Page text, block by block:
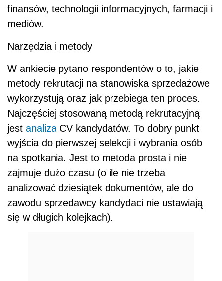
finansów, technologii informacyjnych, farmacji i
mediów.
Narzędzia i metody
W ankiecie pytano respondentów o to, jakie
metody rekrutacji na stanowiska sprzedażowe
wykorzystują oraz jak przebiega ten proces.
Najczęściej stosowaną metodą rekrutacyjną
jest analiza CV kandydatów. To dobry punkt
wyjścia do pierwszej selekcji i wybrania osób
na spotkania. Jest to metoda prosta i nie
zajmuje dużo czasu (o ile nie trzeba
analizować dziesiątek dokumentów, ale do
zawodu sprzedawcy kandydaci nie ustawiają
się w długich kolejkach).